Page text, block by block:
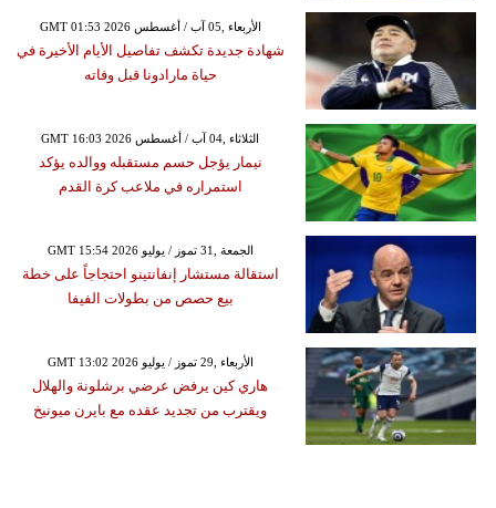
GMT 01:53 2026 الأربعاء ,05 آب / أغسطس
شهادة جديدة تكشف تفاصيل الأيام الأخيرة في
حياة مارادونا قبل وفاته
GMT 16:03 2026 الثلاثاء ,04 آب / أغسطس
نيمار يؤجل حسم مستقبله ووالده يؤكد
استمراره في ملاعب كرة القدم
GMT 15:54 2026 الجمعة ,31 تموز / يوليو
استقالة مستشار إنفانتينو احتجاجاً على خطة
بيع حصص من بطولات الفيفا
GMT 13:02 2026 الأربعاء ,29 تموز / يوليو
هاري كين يرفض عرضي برشلونة والهلال
ويقترب من تجديد عقده مع بايرن ميونيخ